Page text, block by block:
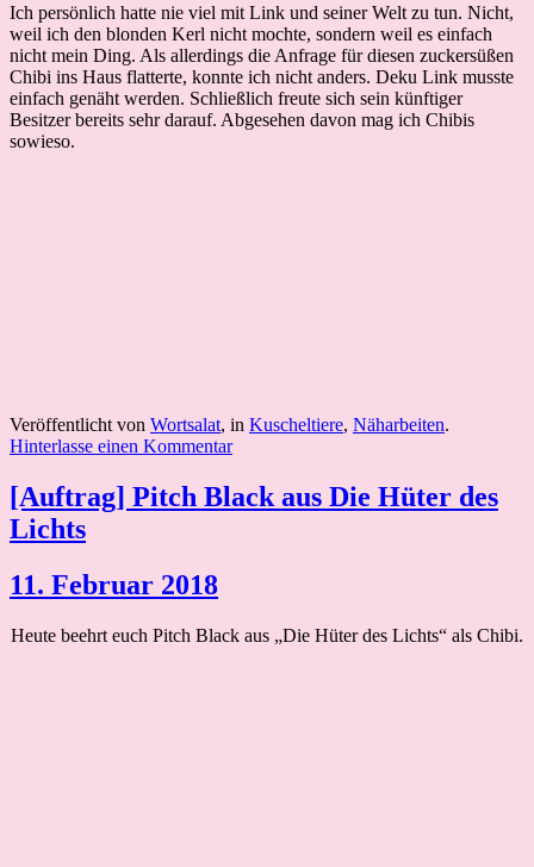
Ich persönlich hatte nie viel mit Link und seiner Welt zu tun. Nicht,
weil ich den blonden Kerl nicht mochte, sondern weil es einfach
nicht mein Ding. Als allerdings die Anfrage für diesen zuckersüßen
Chibi ins Haus flatterte, konnte ich nicht anders. Deku Link musste
einfach genäht werden. Schließlich freute sich sein künftiger
Besitzer bereits sehr darauf. Abgesehen davon mag ich Chibis
sowieso.
Veröffentlicht von Wortsalat, in Kuscheltiere, Näharbeiten.
Hinterlasse einen Kommentar
[Auftrag] Pitch Black aus Die Hüter des
Lichts
11. Februar 2018
Heute beehrt euch Pitch Black aus „Die Hüter des Lichts“ als Chibi.